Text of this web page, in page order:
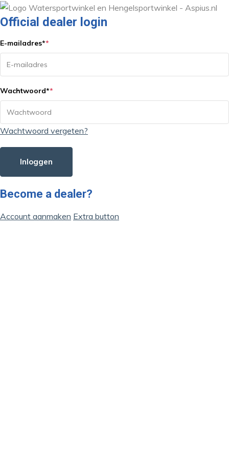
Official dealer login
E-mailadres**
Wachtwoord**
Wachtwoord vergeten?
Inloggen
Become a dealer?
Account aanmaken Extra button